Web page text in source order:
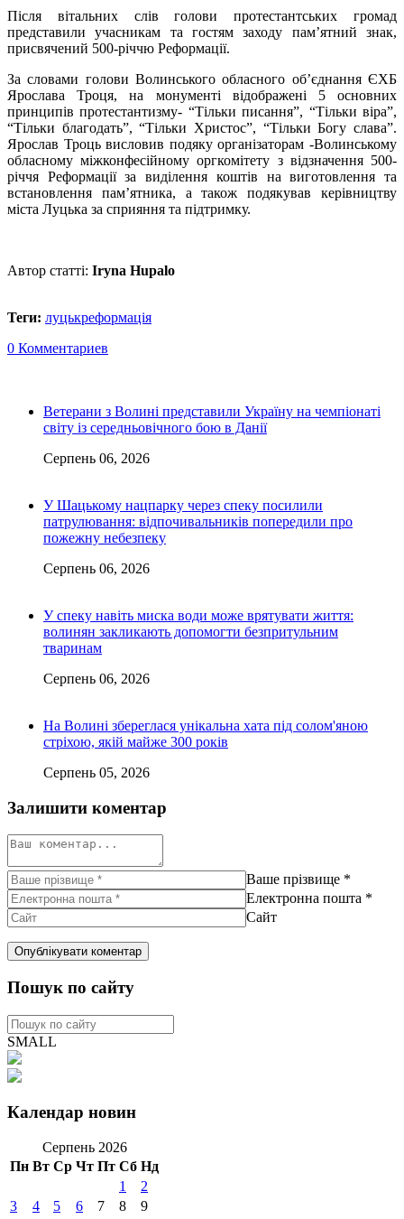
Після вітальних слів голови протестантських громад
представили учасникам та гостям заходу пам’ятний знак,
присвячений 500-річчю Реформації.
За словами голови Волинського обласного об’єднання ЄХБ
Ярослава Троця, на монументі відображені 5 основних
принципів протестантизму- “Тільки писання”, “Тільки віра”,
“Тільки благодать”, “Тільки Христос”, “Тільки Богу слава”.
Ярослав Троць висловив подяку організаторам -Волинському
обласному міжконфесійному оргкомітету з відзначення 500-
річчя Реформації за виділення коштів на виготовлення та
встановлення пам’ятника, а також подякував керівництву
міста Луцька за сприяння та підтримку.
Автор статті: Iryna Hupalo
Теги: луцькреформація
0 Комментариев
Ветерани з Волині представили Україну на чемпіонаті
світу із середньовічного бою в Данії
Серпень 06, 2026
У Шацькому нацпарку через спеку посилили
патрулювання: відпочивальників попередили про
пожежну небезпеку
Серпень 06, 2026
У спеку навіть миска води може врятувати життя:
волинян закликають допомогти безпритульним
тваринам
Серпень 06, 2026
На Волині збереглася унікальна хата під солом'яною
стріхою, якій майже 300 років
Серпень 05, 2026
Залишити коментар
Ваше прізвище *
Електронна пошта *
Сайт
Пошук по сайту
SMALL
Календар новин
Серпень 2026
Пн Вт Ср Чт Пт Сб Нд
1
2
3
4 5 6 7 8
9